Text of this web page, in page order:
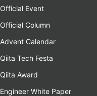
Official Event
Official Column
Advent Calendar
Qiita Tech Festa
Qiita Award
Engineer White Paper